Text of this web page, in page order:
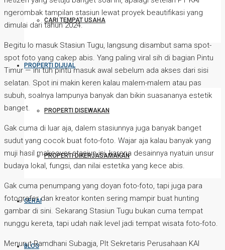
CARI TEMPAT USAHA
PROPERTI DIJUAL
PROPERTI DISEWAKAN
PROPERTI DIKERJASAMAKAN
GERAI
BLOG
ngerombak tampilan stasiun lewat proyek beautifikasi yang
dimulai dari tahun 2024.
Begitu lo masuk Stasiun Tugu, langsung disambut sama spot-
spot foto yang cakep abis. Yang paling viral sih di bagian Pintu
Timur — ini tuh pintu masuk awal sebelum ada akses dari sisi
selatan. Spot ini makin keren kalau malem-malem atau pas
subuh, soalnya lampunya banyak dan bikin suasananya estetik
banget.
Gak cuma di luar aja, dalem stasiunnya juga banyak banget
sudut yang cocok buat foto-foto. Wajar aja kalau banyak yang
muji hasil makeover stasiun ini, karena desainnya nyatuin unsur
budaya lokal, fungsi, dan nilai estetika yang kece abis.
Gak cuma penumpang yang doyan foto-foto, tapi juga para
fotografer dan kreator konten sering mampir buat hunting
gambar di sini. Sekarang Stasiun Tugu bukan cuma tempat
nunggu kereta, tapi udah naik level jadi tempat wisata foto-foto.
Menurut Ramdhani Subagja, Plt Sekretaris Perusahaan KAI